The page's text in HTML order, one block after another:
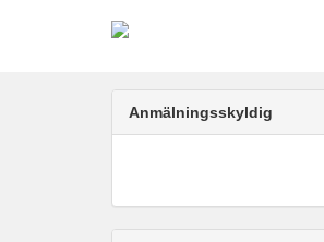
Anmälningsskyldig